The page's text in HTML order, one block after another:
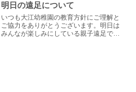
明日の遠足について
いつも大江幼稚園の教育方針にご理解と
ご協力をありがとうございます。明日は
みんなが楽しみにしている親子遠足で